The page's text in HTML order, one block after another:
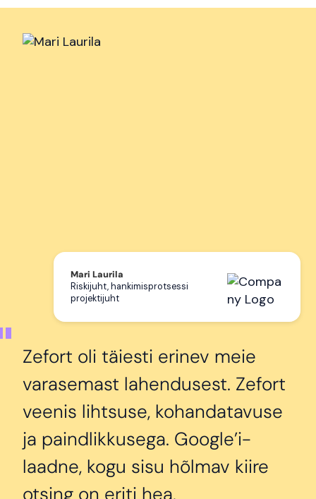
Mari Laurila
Riskijuht, hankimisprotsessi
projektijuht
Zefort oli täiesti erinev meie
varasemast lahendusest. Zefort
veenis lihtsuse, kohandatavuse
ja paindlikkusega. Google’i-
laadne, kogu sisu hõlmav kiire